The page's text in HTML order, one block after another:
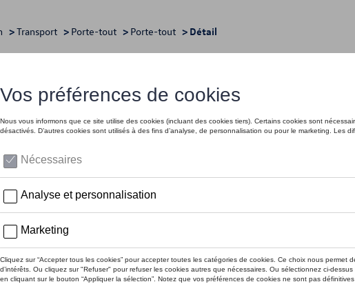
>Transport > Porte-tout > Porte-tout > Détail
en T, argent, barre de toit simple pour
Moins de 5
Introduction